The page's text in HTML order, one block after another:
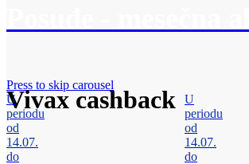
Vivax cashback
Press to skip carousel
U
periodu
od
14.07.
do
U
periodu
od
14.07.
do